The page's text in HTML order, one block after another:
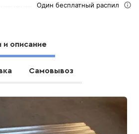
Один бесплатный распил
и описание
Самовывоз